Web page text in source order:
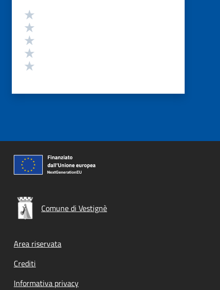
Valutazione
Comune di Vestignè
Footer menu
Area riservata
Crediti
Informativa privacy